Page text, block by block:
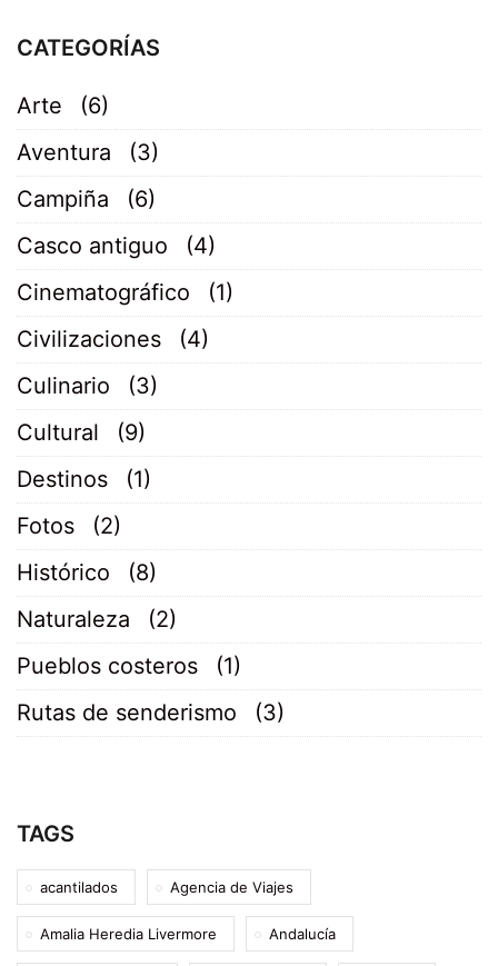
CATEGORÍAS
Arte
(6)
Aventura
(3)
Campiña
(6)
Casco antiguo
(4)
Cinematográfico
(1)
Civilizaciones
(4)
Culinario
(3)
Cultural
(9)
Destinos
(1)
Fotos
(2)
Histórico
(8)
Naturaleza
(2)
Pueblos costeros
(1)
Rutas de senderismo
(3)
TAGS
acantilados Agencia de Viajes
Amalia Heredia Livermore Andalucía